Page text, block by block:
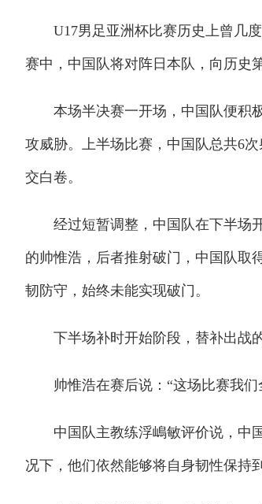
U17男足亚洲杯比赛历史上曾几度
赛中，中国队将对阵日本队，向历史
本场半决赛一开场，中国队便积极
攻威胁。上半场比赛，中国队总共6
交白卷。
经过短暂调整，中国队在下半场开
的帅惟浩，后者推射破门，中国队取
韧防守，始终未能实现破门。
下半场补时开始阶段，替补出战的
帅惟浩在赛后说：“这场比赛我们
中国队主教练浮嶋敏评价说，中国
况下，他们依然能够将自身韧性保持到